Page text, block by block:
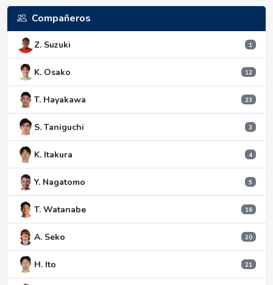
Compañeros
Z. Suzuki 1
K. Osako 12
T. Hayakawa 23
S. Taniguchi 3
K. Itakura 4
Y. Nagatomo 5
T. Watanabe 16
A. Seko 20
H. Ito 21